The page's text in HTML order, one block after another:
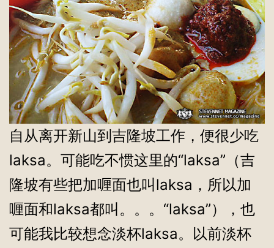
自从离开新山到吉隆坡工作，便很少吃
laksa。可能吃不惯这里的“laksa”（吉
隆坡有些把加喱面也叫laksa，所以加
喱面和laksa都叫。。。“laksa”），也
可能我比较想念淡杯laksa。以前淡杯